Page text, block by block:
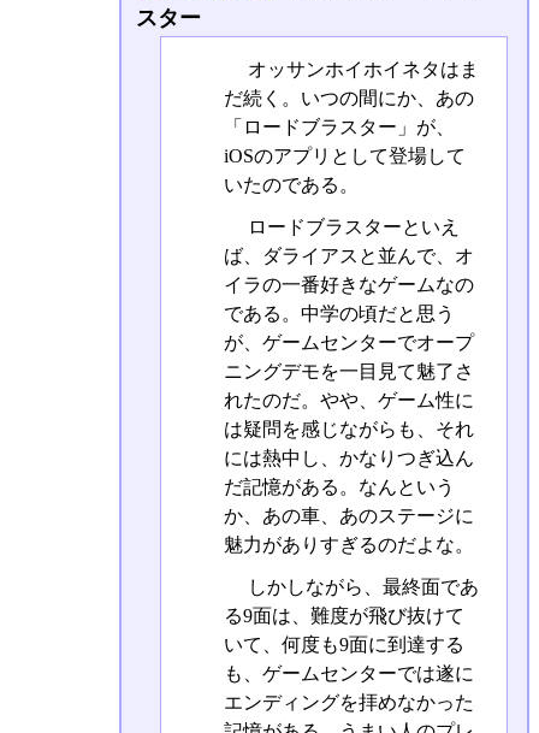
スター
オッサンホイホイネタはま
だ続く。いつの間にか、あの
「ロードブラスター」が、
iOSのアプリとして登場して
いたのである。
ロードブラスターといえ
ば、ダライアスと並んで、オ
イラの一番好きなゲームなの
である。中学の頃だと思う
が、ゲームセンターでオープ
ニングデモを一目見て魅了さ
れたのだ。やや、ゲーム性に
は疑問を感じながらも、それ
には熱中し、かなりつぎ込ん
だ記憶がある。なんという
か、あの車、あのステージに
魅力がありすぎるのだよな。
しかしながら、最終面であ
る9面は、難度が飛び抜けて
いて、何度も9面に到達する
も、ゲームセンターでは遂に
エンディングを拝めなかった